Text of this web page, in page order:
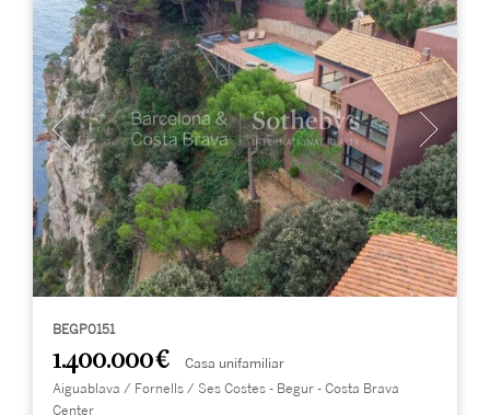
BEGP0151
1.400.000 € Casa unifamiliar
Aiguablava / Fornells / Ses Costes - Begur - Costa Brava
Center